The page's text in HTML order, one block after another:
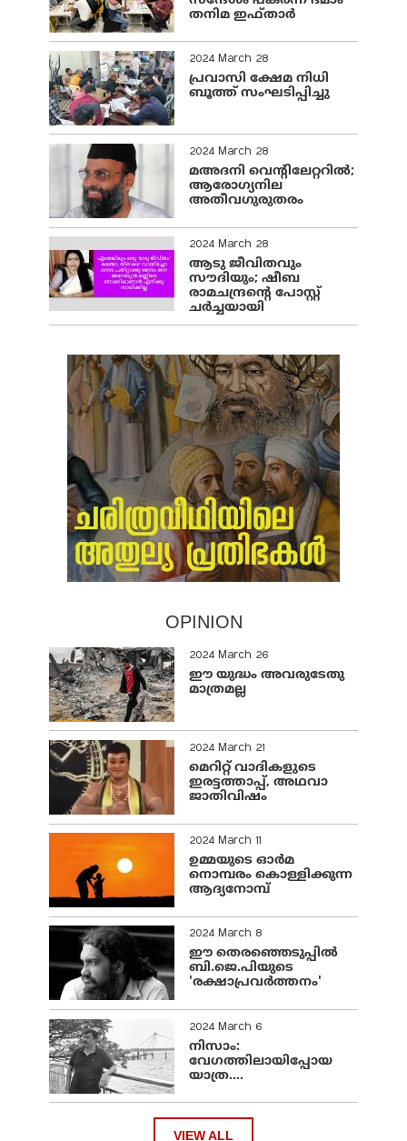
തനിമ ഇഫ്‌താർ
2024 March 28
പ്രവാസി ക്ഷേമ നിധി
ബൂത്ത് സംഘടിപ്പിച്ചു
2024 March 28
മഅദനി വെന്റിലേറ്ററിൽ;
ആരോഗ്യനില
അതീവഗുരുതരം
2024 March 28
ആടു ജീവിതവും
സൗദിയും; ഷീബ
രാമചന്ദ്രന്റെ പോസ്റ്റ്
ചര്‍ച്ചയായി
OPINION
2024 March 26
ഈ യുദ്ധം അവരുടേതു
മാത്രമല്ല
2024 March 21
മെറിറ്റ് വാദികളുടെ
ഇരട്ടത്താപ്പ്, അഥവാ
ജാതിവിഷം
2024 March 11
ഉമ്മയുടെ ഓർമ
നൊമ്പരം കൊള്ളിക്കുന്ന
ആദ്യനോമ്പ്
2024 March 8
ഈ തെരഞ്ഞെടുപ്പില്‍
ബി.ജെ.പിയുടെ
'രക്ഷാപ്രവര്‍ത്തനം'
2024 March 6
നിസാം:
വേഗത്തിലായിപ്പോയ
യാത്ര....
VIEW ALL